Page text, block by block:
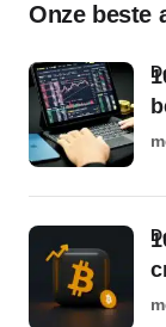
Onze beste